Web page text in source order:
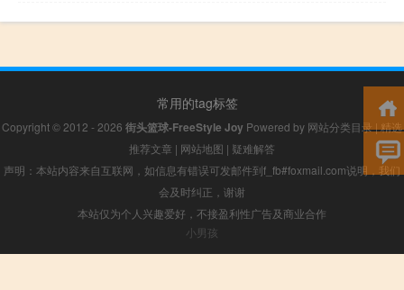
常用的tag标签
Copyright © 2012 - 2026 街头篮球-FreeStyle Joy Powered by 网站分类目录|精选
推荐文章 | 网站地图 | 疑难解答
声明：本站内容来自互联网，如信息有错误可发邮件到f_fb#foxmail.com说明，我们
会及时纠正，谢谢
本站仅为个人兴趣爱好，不接盈利性广告及商业合作
小男孩